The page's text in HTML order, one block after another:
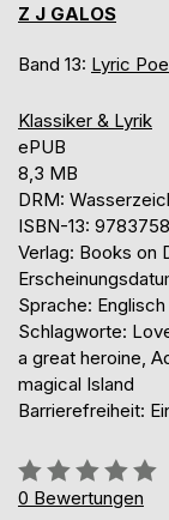
Z J GALOS
Band 13: Lyric
Klassiker & Lyrik
ePUB
8,3 MB
DRM:
ISBN-13:
Verlag: Books on
Sprache: Englisch
Schlagworte:
a great heroine,
magical Island
Barrierefreiheit:
Bewertung::
0%
0 Bewertungen